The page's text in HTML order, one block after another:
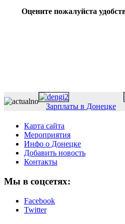
Оцените пожалуйста
Зарплаты в Донецке
Карта сайта
Мероприятия
Инфо о Донецке
Добавить новость
Контакты
Мы в соцсетях:
Facebook
Twitter